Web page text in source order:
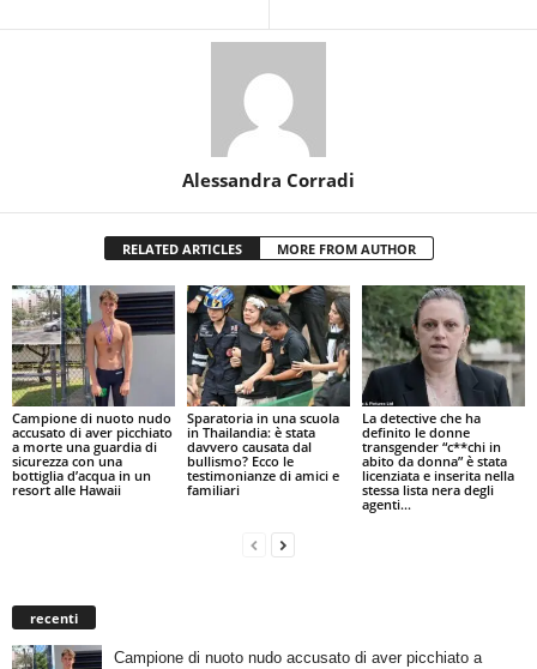
Alessandra Corradi
RELATED ARTICLES MORE FROM AUTHOR
Campione di nuoto nudo
accusato di aver picchiato
a morte una guardia di
sicurezza con una
bottiglia d’acqua in un
resort alle Hawaii
Sparatoria in una scuola
in Thailandia: è stata
davvero causata dal
bullismo? Ecco le
testimonianze di amici e
familiari
La detective che ha
definito le donne
transgender “c**chi in
abito da donna” è stata
licenziata e inserita nella
stessa lista nera degli
agenti...
recenti
Campione di nuoto nudo accusato di aver picchiato a